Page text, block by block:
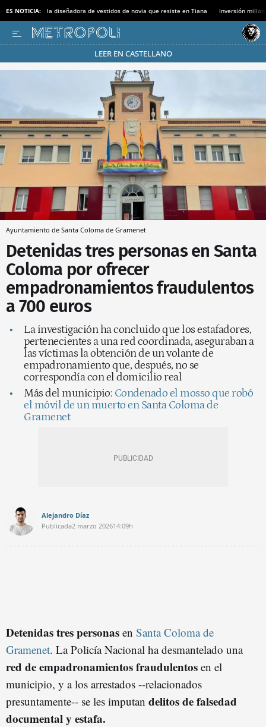
ES NOTICIA: la diseñadora de vestidos de novia que resiste en Tiana Inversión
LEER EN CASTELLANO
Pásate al MODO AHORRO
Ayuntamiento de Santa Coloma de Gramenet
Detenidas tres personas en Santa
Coloma por ofrecer
empadronamientos fraudulentos
a 700 euros
La investigación ha concluido que los estafadores,
pertenecientes a una red coordinada, aseguraban a
las víctimas la obtención de un volante de
empadronamiento que, después, no se
correspondía con el domicilio real
Más del municipio: Condenado el mosso que robó
el móvil de un muerto en Santa Coloma de
Gramenet
Alejandro Díaz
Publicada2 marzo 202614:09h
Detenidas tres personas en Santa Coloma de
Gramenet. La Policía Nacional ha desmantelado una
red de empadronamientos fraudulentos en el
municipio, y a los arrestados --relacionados
presuntamente-- se les imputan delitos de falsedad
documental y estafa.